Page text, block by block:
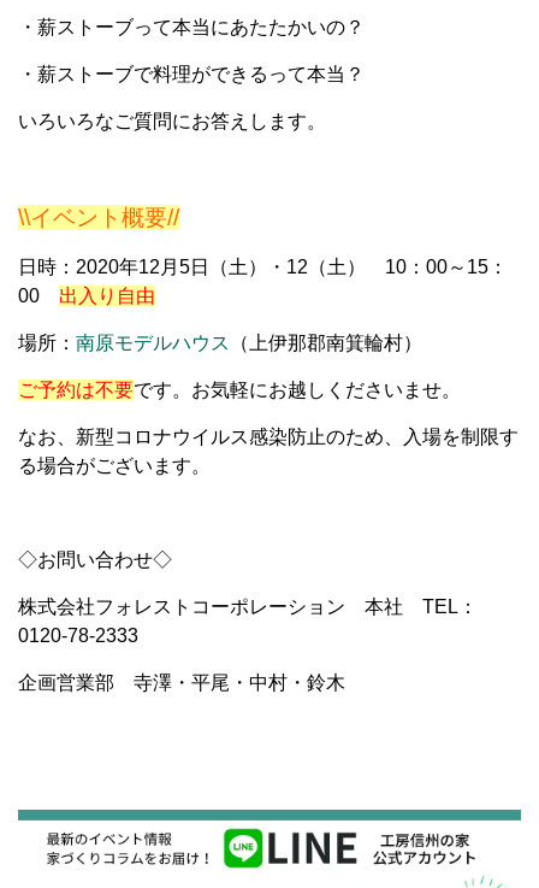
・薪ストーブって本当にあたたかいの？
・薪ストーブで料理ができるって本当？
いろいろなご質問にお答えします。
\\イベント概要//
日時：2020年12月5日（土）・12（土） 10：00～15：
00 出入り自由
場所： 南原モデルハウス （上伊那郡南箕輪村）
ご予約は不要です。お気軽にお越しくださいませ。
なお、新型コロナウイルス感染防止のため、入場を制限す
る場合がございます。
◇お問い合わせ◇
株式会社フォレストコーポレーション 本社 TEL：
0120-78-2333
企画営業部 寺澤・平尾・中村・鈴木